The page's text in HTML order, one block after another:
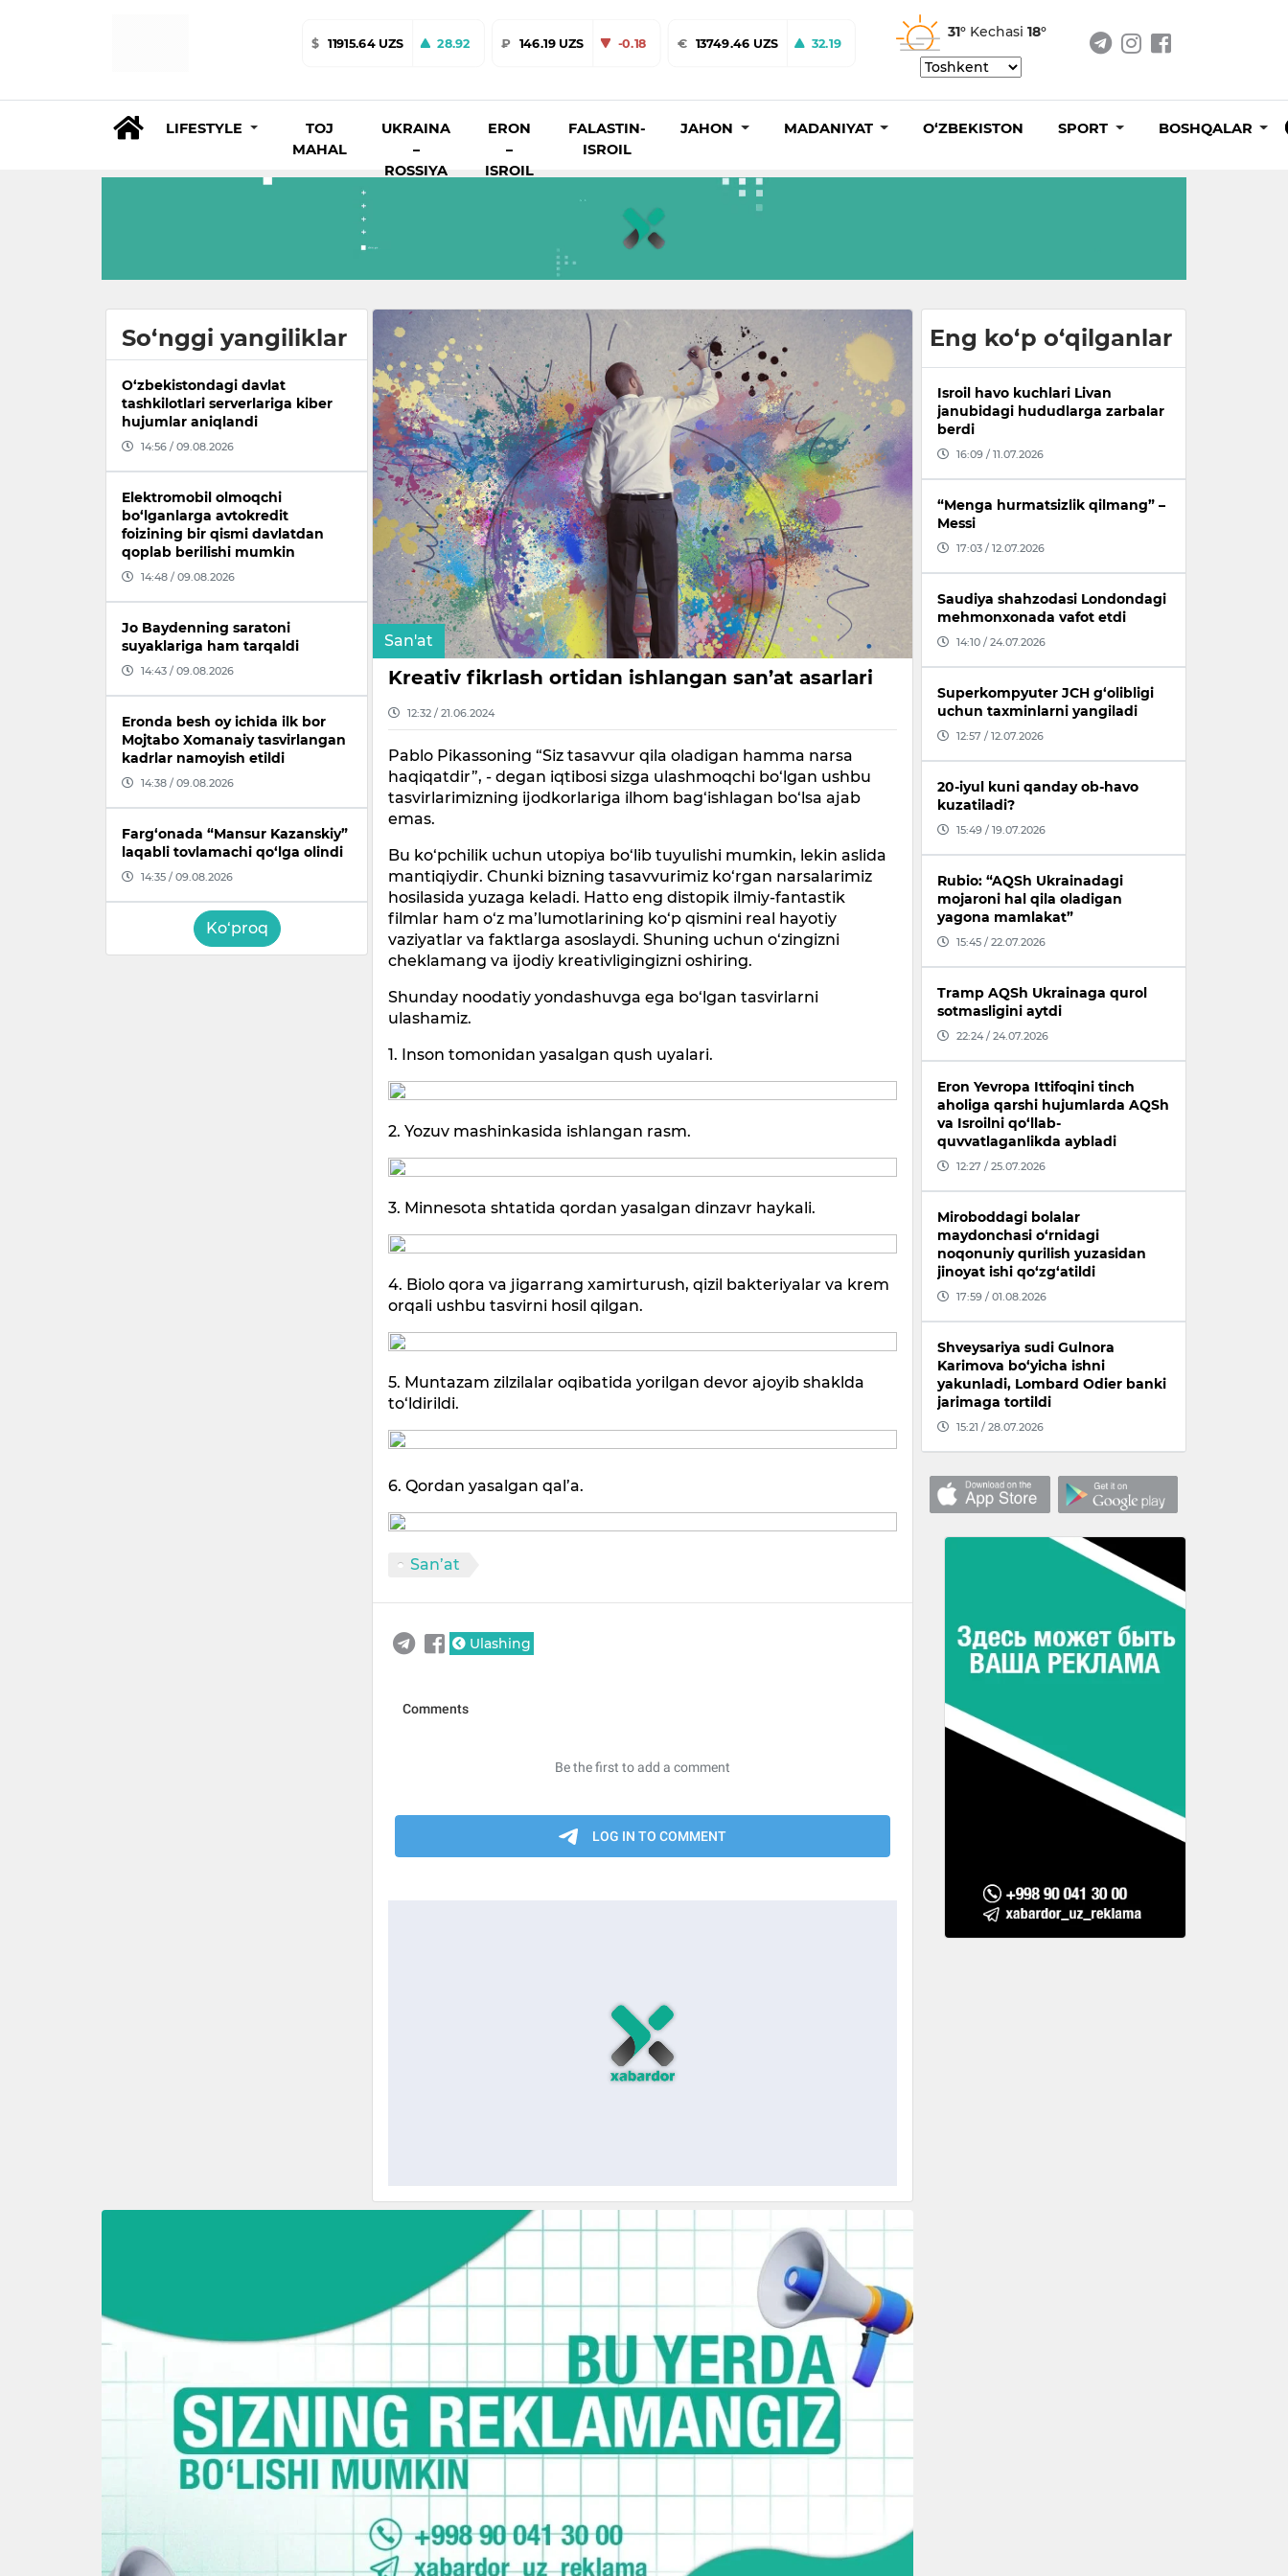
$ 11915.64 UZS 28.92 ₽ 146.19 UZS -0.18 € 13749.46 UZS 32.19
31° Kechasi 18°
LIFESTYLE
TOJ
MAHAL
UKRAINA
–
ROSSIYA
ERON
–
ISROIL
FALASTIN-
ISROIL
JAHON MADANIYAT O‘ZBEKISTON SPORT BOSHQALAR
So‘nggi yangiliklar
O‘zbekistondagi davlat
tashkilotlari serverlariga kiber
hujumlar aniqlandi
14:56 / 09.08.2026
Elektromobil olmoqchi
bo‘lganlarga avtokredit
foizining bir qismi davlatdan
qoplab berilishi mumkin
14:48 / 09.08.2026
Jo Baydenning saratoni
suyaklariga ham tarqaldi
14:43 / 09.08.2026
Eronda besh oy ichida ilk bor
Mojtabo Xomanaiy tasvirlangan
kadrlar namoyish etildi
14:38 / 09.08.2026
Farg‘onada “Mansur Kazanskiy”
laqabli tovlamachi qo‘lga olindi
14:35 / 09.08.2026
Ko‘proq
San'at
Kreativ fikrlash ortidan ishlangan san’at asarlari
12:32 / 21.06.2024
Pablo Pikassoning “Siz tasavvur qila oladigan hamma narsa
haqiqatdir”, - degan iqtibosi sizga ulashmoqchi bo‘lgan ushbu
tasvirlarimizning ijodkorlariga ilhom bag‘ishlagan bo‘lsa ajab
emas.
Bu ko‘pchilik uchun utopiya bo‘lib tuyulishi mumkin, lekin aslida
mantiqiydir. Chunki bizning tasavvurimiz ko‘rgan narsalarimiz
hosilasida yuzaga keladi. Hatto eng distopik ilmiy-fantastik
filmlar ham o‘z ma’lumotlarining ko‘p qismini real hayotiy
vaziyatlar va faktlarga asoslaydi. Shuning uchun o‘zingizni
cheklamang va ijodiy kreativligingizni oshiring.
Shunday noodatiy yondashuvga ega bo‘lgan tasvirlarni
ulashamiz.
1. Inson tomonidan yasalgan qush uyalari.
2. Yozuv mashinkasida ishlangan rasm.
3. Minnesota shtatida qordan yasalgan dinzavr haykali.
4. Biolo qora va jigarrang xamirturush, qizil bakteriyalar va krem
orqali ushbu tasvirni hosil qilgan.
5. Muntazam zilzilalar oqibatida yorilgan devor ajoyib shaklda
to‘ldirildi.
6. Qordan yasalgan qal’a.
San’at
Ulashing
Eng ko‘p o‘qilganlar
Isroil havo kuchlari Livan
janubidagi hududlarga zarbalar
berdi
16:09 / 11.07.2026
“Menga hurmatsizlik qilmang” –
Messi
17:03 / 12.07.2026
Saudiya shahzodasi Londondagi
mehmonxonada vafot etdi
14:10 / 24.07.2026
Superkompyuter JCH g‘olibligi
uchun taxminlarni yangiladi
12:57 / 12.07.2026
20-iyul kuni qanday ob-havo
kuzatiladi?
15:49 / 19.07.2026
Rubio: “AQSh Ukrainadagi
mojaroni hal qila oladigan
yagona mamlakat”
15:45 / 22.07.2026
Tramp AQSh Ukrainaga qurol
sotmasligini aytdi
22:24 / 24.07.2026
Eron Yevropa Ittifoqini tinch
aholiga qarshi hujumlarda AQSh
va Isroilni qo‘llab-
quvvatlaganlikda aybladi
12:27 / 25.07.2026
Miroboddagi bolalar
maydonchasi o‘rnidagi
noqonuniy qurilish yuzasidan
jinoyat ishi qo‘zg‘atildi
17:59 / 01.08.2026
Shveysariya sudi Gulnora
Karimova bo‘yicha ishni
yakunladi, Lombard Odier banki
jarimaga tortildi
15:21 / 28.07.2026